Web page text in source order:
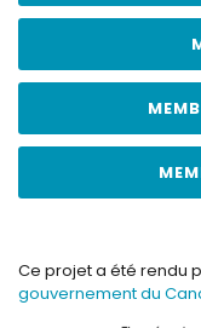
Ce projet a été rendu
gouvernement du